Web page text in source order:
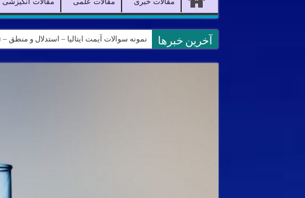
آخرین خبرها نمونه سوالات آیمت ایتالیا – استدلال و منطق – Logical reasoning – پارت ۵